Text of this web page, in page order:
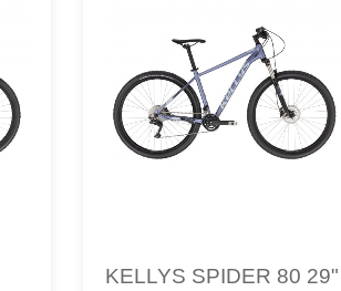
KELLYS SPIDER 80 29"